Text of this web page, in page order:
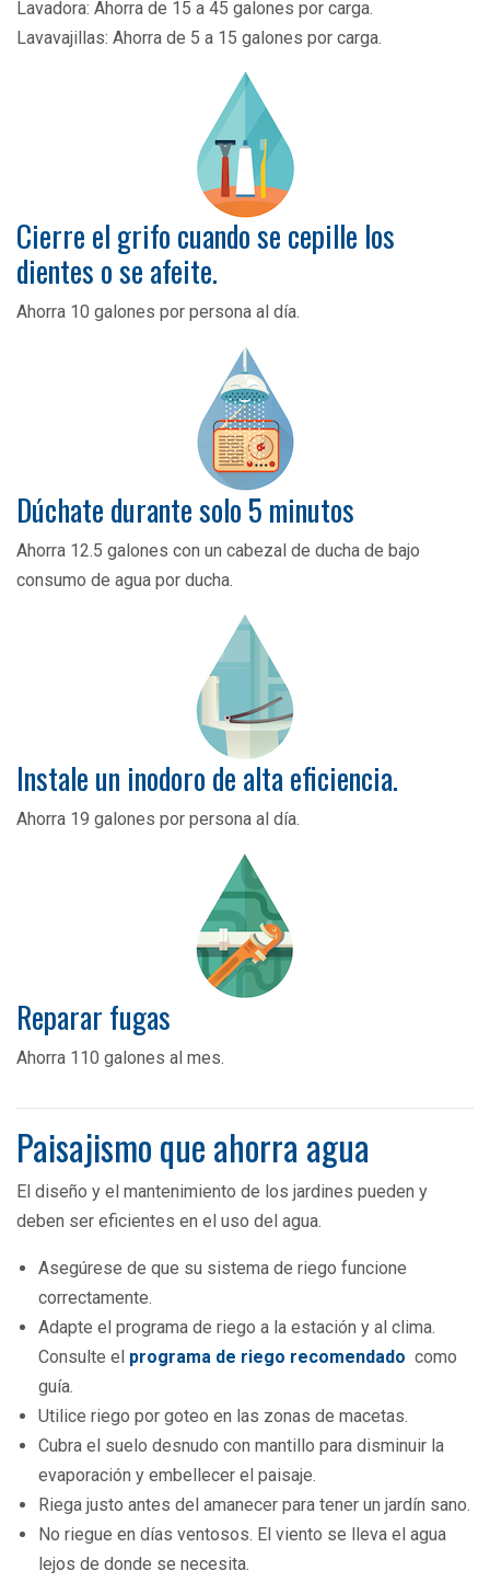
Lavadora: Ahorra de 15 a 45 galones por carga.
Lavavajillas: Ahorra de 5 a 15 galones por carga.
Cierre el grifo cuando se cepille los
dientes o se afeite.
Ahorra 10 galones por persona al día.
Dúchate durante solo 5 minutos
Ahorra 12.5 galones con un cabezal de ducha de bajo
consumo de agua por ducha.
Instale un inodoro de alta eficiencia.
Ahorra 19 galones por persona al día.
Reparar fugas
Ahorra 110 galones al mes.
Paisajismo que ahorra agua
El diseño y el mantenimiento de los jardines pueden y
deben ser eficientes en el uso del agua.
Asegúrese de que su sistema de riego funcione
correctamente.
Adapte el programa de riego a la estación y al clima.
Consulte el programa de riego recomendado como
guía.
Utilice riego por goteo en las zonas de macetas.
Cubra el suelo desnudo con mantillo para disminuir la
evaporación y embellecer el paisaje.
Riega justo antes del amanecer para tener un jardín sano.
No riegue en días ventosos. El viento se lleva el agua
lejos de donde se necesita.